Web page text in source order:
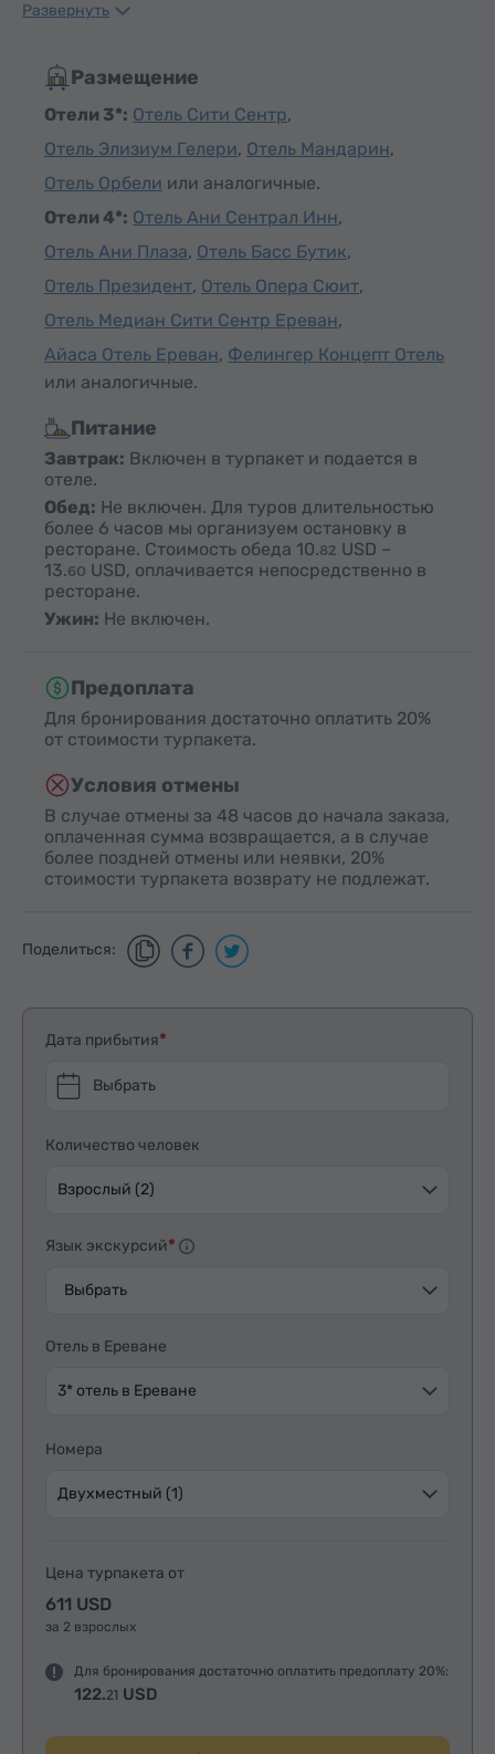
Развернуть
Размещение
Отели 3*: Отель Сити Сентр,
Отель Элизиум Гелери, Отель Мандарин,
Отель Орбели или аналогичные.
Отели 4*: Отель Ани Сентрал Инн,
Отель Ани Плаза, Отель Басс Бутик,
Отель Президент, Отель Опера Сюит,
Отель Медиан Сити Сентр Ереван,
Айаса Отель Ереван, Фелингер Концепт Отель
или аналогичные.
Питание
Завтрак: Включен в турпакет и подается в
отеле.
Обед: Не включен. Для туров длительностью
более 6 часов мы организуем остановку в
ресторане. Стоимость обеда 10.82 USD –
13.60 USD, оплачивается непосредственно в
ресторане.
Ужин: Не включен.
Предоплата
Для бронирования достаточно оплатить 20%
от стоимости турпакета.
Условия отмены
В случае отмены за 48 часов до начала заказа,
оплаченная сумма возвращается, а в случае
более поздней отмены или неявки, 20%
стоимости турпакета возврату не подлежат.
Поделиться:
Дата прибытия
Выбрать
Количество человек
Взрослый (2)
Язык экскурсий
Выбрать
Отель в Ереване
3* отель в Ереване
Номера
Двухместный (1)
Цена турпакета от
611 USD
за 2 взрослых
Для бронирования достаточно оплатить предоплату 20%:
122.21 USD